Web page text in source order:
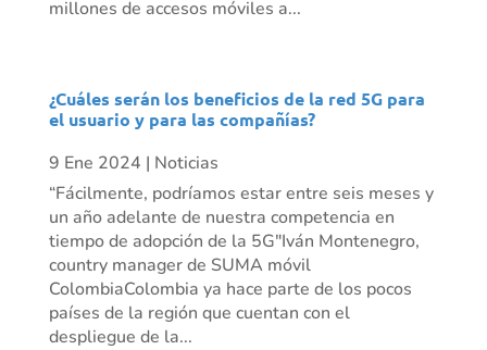
millones de accesos móviles a...
¿Cuáles serán los beneficios de la red 5G para
el usuario y para las compañías?
9 Ene 2024 | Noticias
“Fácilmente, podríamos estar entre seis meses y
un año adelante de nuestra competencia en
tiempo de adopción de la 5G"Iván Montenegro,
country manager de SUMA móvil
ColombiaColombia ya hace parte de los pocos
países de la región que cuentan con el
despliegue de la...